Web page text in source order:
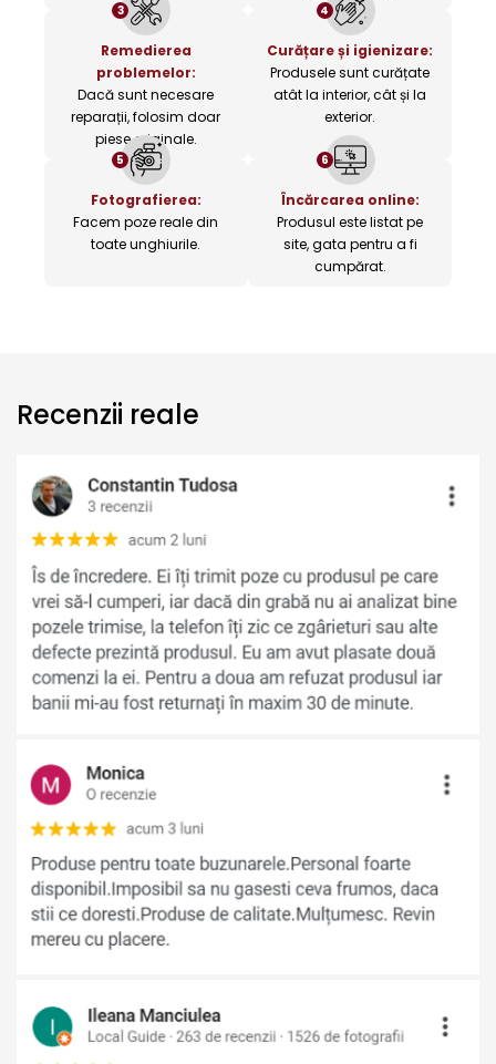
3
Remedierea
problemelor:
Dacă sunt necesare
reparații, folosim doar
piese originale.
4
Curățare și igienizare:
Produsele sunt curățate
atât la interior, cât și la
exterior.
5
Fotografierea:
Facem poze reale din
toate unghiurile.
6
Încărcarea online:
Produsul este listat pe
site, gata pentru a fi
cumpărat.
Recenzii reale